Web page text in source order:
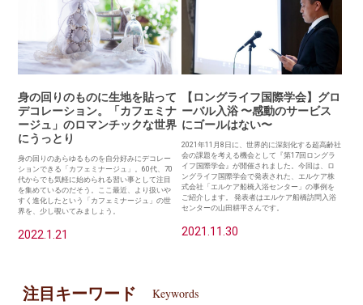
身の回りのものに生地を貼って
デコレーション。「カフェミナ
ージュ」のロマンチックな世界
にうっとり
身の回りのあらゆるものを自分好みにデコレー
ションできる「カフェミナージュ」。60代、70
代からでも気軽に始められる習い事として注目
を集めているのだそう。ここ最近、より扱いや
すく進化したという「カフェミナージュ」の世
界を、少し覗いてみましょう。
2022.1.21
【ロングライフ国際学会】グロ
ーバル入浴 〜感動のサービス
にゴールはない〜
2021年11月8日に、世界的に深刻化する超高齢社
会の課題を考える機会として『第17回ロングラ
イフ国際学会』が開催されました。今回は、ロ
ングライフ国際学会で発表された、エルケア株
式会社「エルケア船橋入浴センター」の事例を
ご紹介します。 発表者はエルケア船橋訪問入浴
センターの山田耕平さんです。
2021.11.30
注目キーワード Keywords